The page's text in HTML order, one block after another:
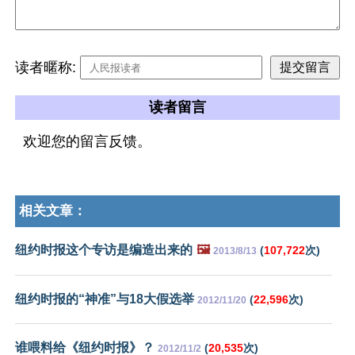
读者暱称:
读者留言
欢迎您的留言反馈。
相关文章：
纽约时报这个专访是编造出来的 🖼️ 2013/8/13 (107,722次)
纽约时报的“神准”与18大假选举 2012/11/20 (22,596次)
谁喂料给《纽约时报》？ 2012/11/2 (20,535次)